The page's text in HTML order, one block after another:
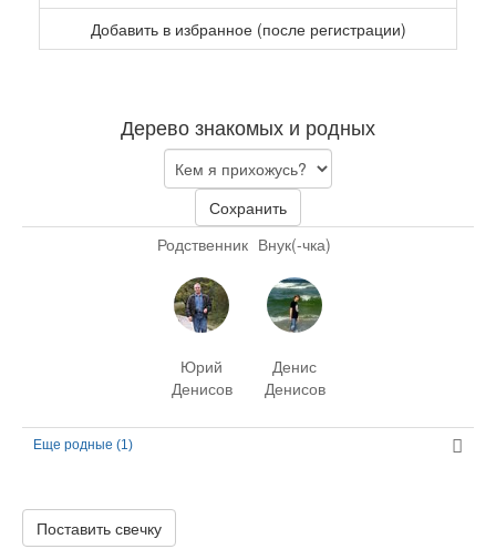
Добавить в избранное (после регистрации)
Дерево знакомых и родных
Сохранить
Родственник
Юрий
Денисов
Внук(-чка)
Денис
Денисов
Еще родные (1)
Поставить свечку